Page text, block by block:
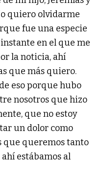
quiero olvidarme
fue una especie
en el que me
la noticia, ahí
que más quiero.
eso porque hubo
nosotros que hizo
que no estoy
un dolor como
que queremos tanto
estábamos al